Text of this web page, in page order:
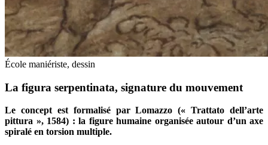
École maniériste, dessin
La figura serpentinata, signature du mouvement
Le concept est formalisé par Lomazzo (« Trattato dell’arte
pittura », 1584) : la figure humaine organisée autour d’un axe
spiralé en torsion multiple.